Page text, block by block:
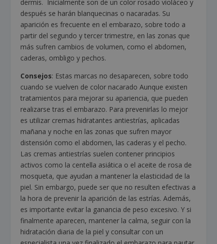
dermis. Inicialmente son de un color rosado violáceo y
después se harán blanquecinas o nacaradas. Su
aparición es frecuente en el embarazo, sobre todo a
partir del segundo y tercer trimestre, en las zonas que
más sufren cambios de volumen, como el abdomen,
caderas, ombligo y pechos.
Consejos: Estas marcas no desaparecen, sobre todo
cuando se vuelven de color nacarado Aunque existen
tratamientos para mejorar su apariencia, que pueden
realizarse tras el embarazo. Para prevenirlas lo mejor
es utilizar cremas hidratantes antiestrías, aplicadas
mañana y noche en las zonas que sufren mayor
distensión como el abdomen, las caderas y el pecho.
Las cremas antiestrías suelen contener principios
activos como la centella asiática o el aceite de rosa de
mosqueta, que ayudan a mantener la elasticidad de la
piel. Sin embargo, puede ser que no resulten efectivas a
la hora de prevenir la aparición de las estrías. Además,
es importante evitar la ganancia de peso excesivo. Y si
finalmente aparecen, mantener la calma, seguir con la
hidratación diaria de la piel y consultar con un